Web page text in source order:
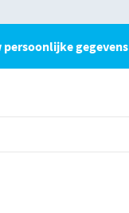
persoonlijke gegevens